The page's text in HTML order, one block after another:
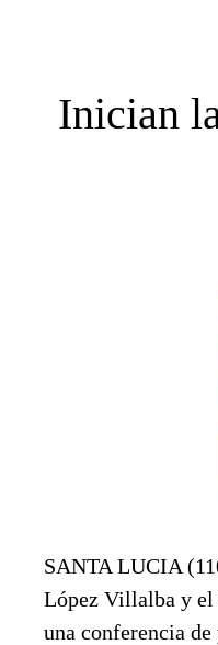
Inician
SANTA LUCIA
López Villalba y el
una conferencia